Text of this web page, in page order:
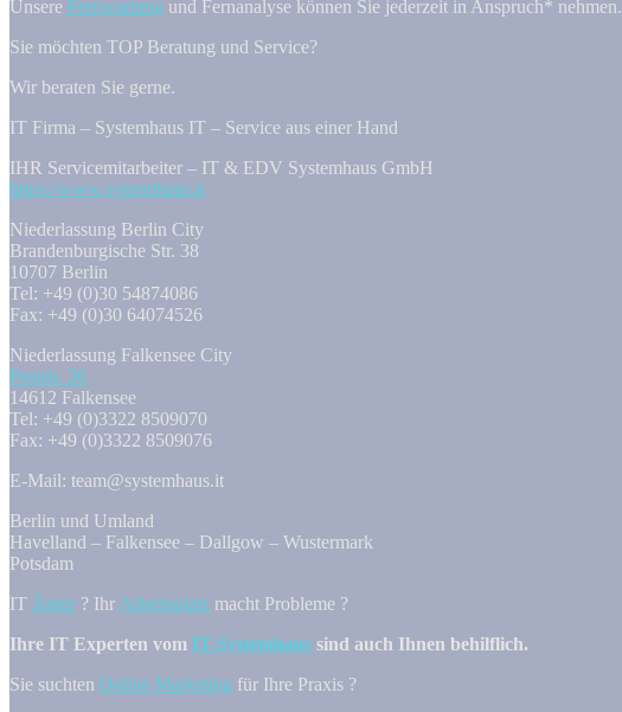
Unsere Fernwartung und Fernanalyse können Sie jederzeit in Anspruch* nehmen.
Sie möchten TOP Beratung und Service?
Wir beraten Sie gerne.
IT Firma – Systemhaus IT – Service aus einer Hand
IHR Servicemitarbeiter – IT & EDV Systemhaus GmbH
https://www.systemhaus.it
Niederlassung Berlin City
Brandenburgische Str. 38
10707 Berlin
Tel: +49 (0)30 54874086
Fax: +49 (0)30 64074526
Niederlassung Falkensee City
Poststr. 26
14612 Falkensee
Tel: +49 (0)3322 8509070
Fax: +49 (0)3322 8509076
E-Mail: team@systemhaus.it
Berlin und Umland
Havelland – Falkensee – Dallgow – Wustermark
Potsdam
IT Ärger ? Ihr Arbeitsplatz macht Probleme ?
Ihre IT Experten vom IT-Systemhaus sind auch Ihnen behilflich.
Sie suchten Online Marketing für Ihre Praxis ?